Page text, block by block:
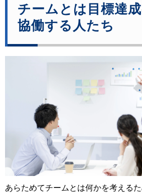
チームとは目標達
協働する人たち
あらためてチームとは何かを考える